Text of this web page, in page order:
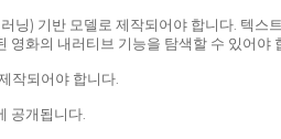
닝) 기반 모델로 제작되어야 합니다. 텍
영화의 내러티브 기능을 탐색할 수 있어야
작되어야 합니다.
공개됩니다.